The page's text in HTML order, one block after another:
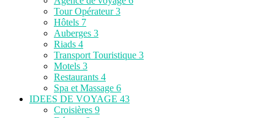
Tour Opérateur3
Hôtels 7
Auberges 3
Riads 4
Transport Touristique 3
Motels 3
Restaurants 4
Spa et Massage 6
IDEES DE VOYAGE 43
Croisières 9